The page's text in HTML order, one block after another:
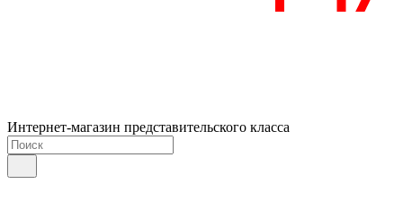
Интернет-магазин представительского класса